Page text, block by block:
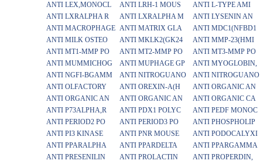
ANTI LEX,MONOCL
ANTI LRH-1 MOUS ANTI L-TYPE AMI
ANTI LXRALPHA R
ANTI LXRALPHA M ANTI LYSENIN AN
ANTI MACROPHAGE ANTI MATRIX GLA ANTI MDC1(NFBD1
ANTI MILK OSTEO
ANTI MKLK2(GK24 ANTI MMP-23(HMI
ANTI MT1-MMP PO
ANTI MT2-MMP PO ANTI MT3-MMP PO
ANTI MUMMICHOG
ANTI MUPHAGE GP ANTI MYOGLOBIN,
ANTI NGFI-BGAMM
ANTI NITROGUANO ANTI NITROGUANO
ANTI OLFACTORY
ANTI OREXIN-A(H ANTI ORGANIC AN
ANTI ORGANIC AN
ANTI ORGANIC AN ANTI ORGANIC CA
ANTI P73ALPHA,R
ANTI PDX1 POLYC ANTI PEDF MONOC
ANTI PERIOD2 PO
ANTI PERIOD3 PO ANTI PHOSPHOLIP
ANTI PI3 KINASE
ANTI PNR MOUSE ANTI PODOCALYXI
ANTI PPARALPHA
ANTI PPARDELTA ANTI PPARGAMMA
ANTI PRESENILIN
ANTI PROLACTIN ANTI PROPERDIN,